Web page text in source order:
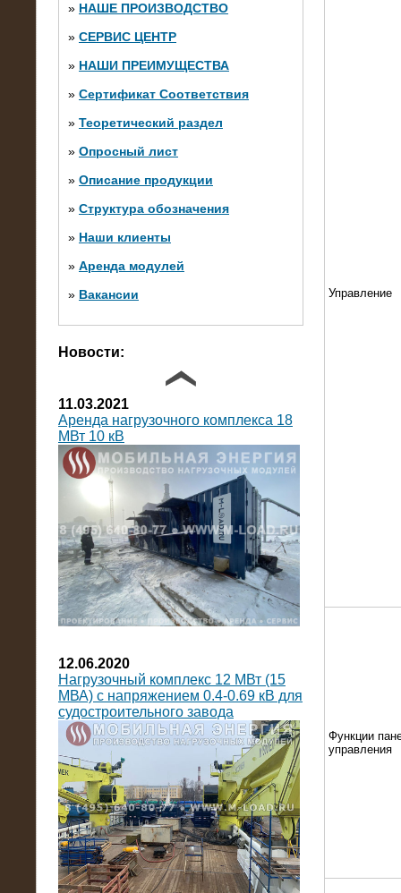
» НАШЕ ПРОИЗВОДСТВО
» СЕРВИС ЦЕНТР
» НАШИ ПРЕИМУЩЕСТВА
» Сертификат Соответствия
» Теоретический раздел
» Опросный лист
» Описание продукции
» Структура обозначения
» Наши клиенты
» Аренда модулей
» Вакансии
Новости:
10.10.2014
Нагрузочный комплекс 20 МВт в 2
яруса (напряжение 6-10 кВ)
11.03.2021
Аренда нагрузочного комплекса 18
МВт 10 кВ
12.06.2020
Нагрузочный комплекс 12 МВт (15
МВА) с напряжением 0.4-0.69 кВ для
судостроительного завода
Управление
Функции
управления